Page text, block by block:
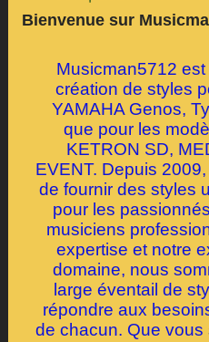
Bienvenue sur
Musicman5712
création de styles
YAMAHA Genos,
que pour les
KETRON SD,
EVENT. Depuis
de fournir des styles
pour les
musiciens
expertise et notre
domaine, nous
large éventail de
répondre aux
de chacun. Que